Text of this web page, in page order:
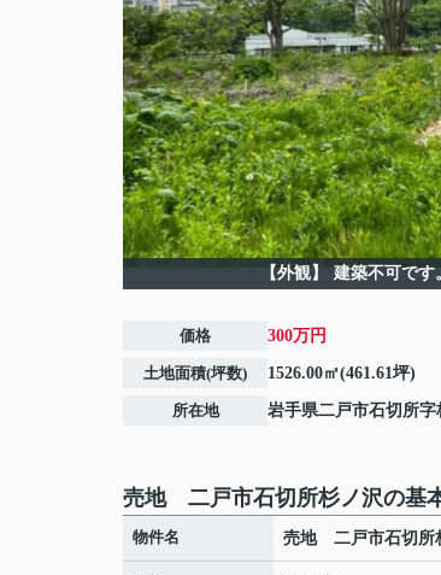
【外観】 建築不可です
価格 300万円
土地面積(坪数) 1526.00㎡(461.61坪)
所在地 岩手県二戸市石切所字
売地 二戸市石切所杉ノ沢の基
物件名 売地 二戸市石切所